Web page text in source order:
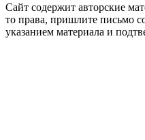
Сайт содержит авторские
то права, пришлите письмо
указанием материала и